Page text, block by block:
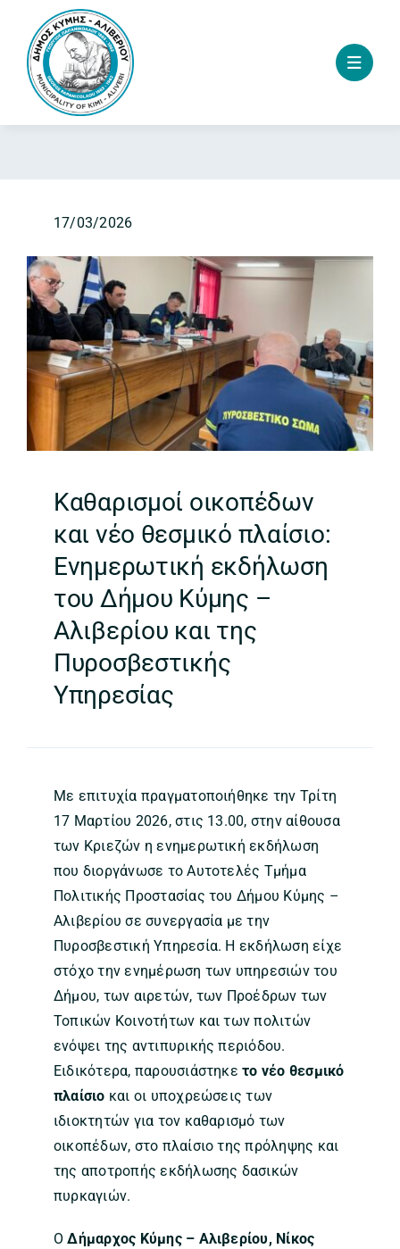
content
17/03/2026
Καθαρισμοί οικοπέδων
και νέο θεσμικό πλαίσιο:
Ενημερωτική εκδήλωση
του Δήμου Κύμης –
Αλιβερίου και της
Πυροσβεστικής
Υπηρεσίας
Με επιτυχία πραγματοποιήθηκε την Τρίτη
17 Μαρτίου 2026, στις 13.00, στην αίθουσα
των Κριεζών η ενημερωτική εκδήλωση
που διοργάνωσε το Αυτοτελές Τμήμα
Πολιτικής Προστασίας του Δήμου Κύμης –
Αλιβερίου σε συνεργασία με την
Πυροσβεστική Υπηρεσία. Η εκδήλωση είχε
στόχο την ενημέρωση των υπηρεσιών του
Δήμου, των αιρετών, των Προέδρων των
Τοπικών Κοινοτήτων και των πολιτών
ενόψει της αντιπυρικής περιόδου.
Ειδικότερα, παρουσιάστηκετο νέο θεσμικό
πλαίσιο και οι υποχρεώσεις των
ιδιοκτητών για τον καθαρισμό των
οικοπέδων, στο πλαίσιο της πρόληψης και
της αποτροπής εκδήλωσης δασικών
πυρκαγιών.
ΟΔήμαρχος Κύμης – Αλιβερίου, Νίκος